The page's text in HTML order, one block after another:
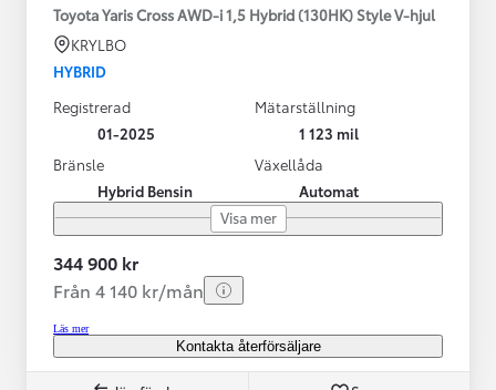
Toyota Yaris Cross AWD-i 1,5 Hybrid (130HK) Style V-hjul
KRYLBO
HYBRID
Registrerad
01-2025
Mätarställning
1 123 mil
Bränsle
Hybrid Bensin
Växellåda
Automat
Visa mer
344 900 kr
Från 4 140 kr/mån
Läs mer
Kontakta återförsäljare